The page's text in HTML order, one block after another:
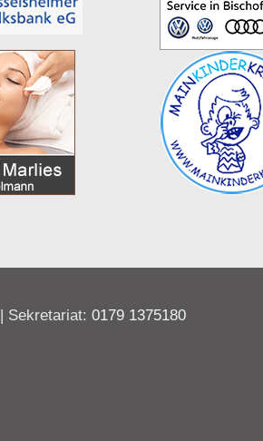
| Sekretariat: 0179 1375180